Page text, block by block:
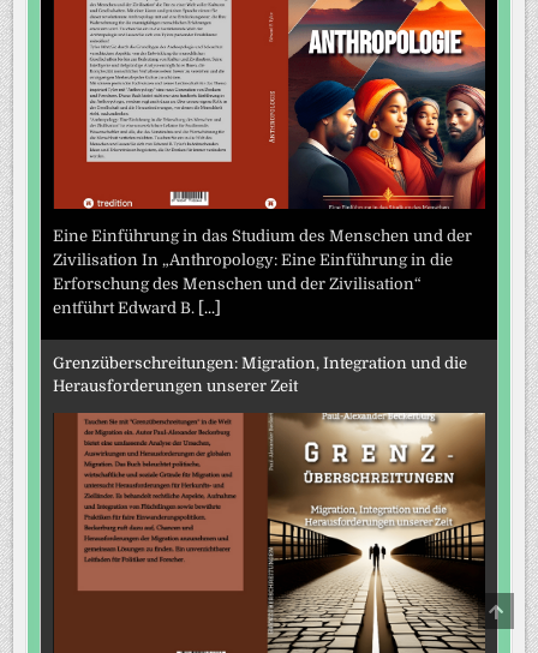
Eine Einführung in das Studium des Menschen und der
Zivilisation In „Anthropology: Eine Einführung in die
Erforschung des Menschen und der Zivilisation“
entführt Edward B.
[...]
Grenzüberschreitungen: Migration, Integration und die
Herausforderungen unserer Zeit
TO
TOP